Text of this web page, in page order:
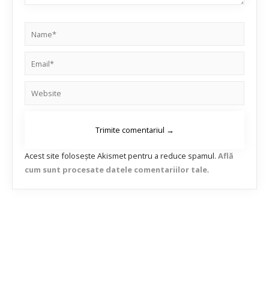
Acest site folosește Akismet pentru a reduce spamul. Află
cum sunt procesate datele comentariilor tale.